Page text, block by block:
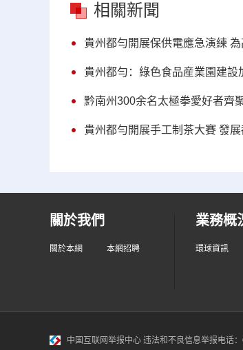
相關新聞
貴州都勻開展保供電應急演練 為
貴州都勻：綠色食品産業園建設
黔南州300余名太極拳愛好者齊
貴州都勻開展手工制茶大賽 發
關於我們
關於本網 本網招聘
業務概
環球資訊
中国互联网举报中心 违法和不良信息举报电话